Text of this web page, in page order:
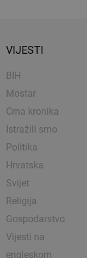
VIJESTI
BIH
Mostar
Crna kronika
Istražili smo
Politika
Hrvatska
Svijet
Religija
Gospodarstvo
Vijesti na
engleskom